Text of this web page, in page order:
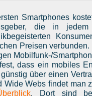
Smartphones
die in
Preisen
Mobilfunk-/
dass ein mobiles
über einen
Wide Webs findet man
. Dort sind